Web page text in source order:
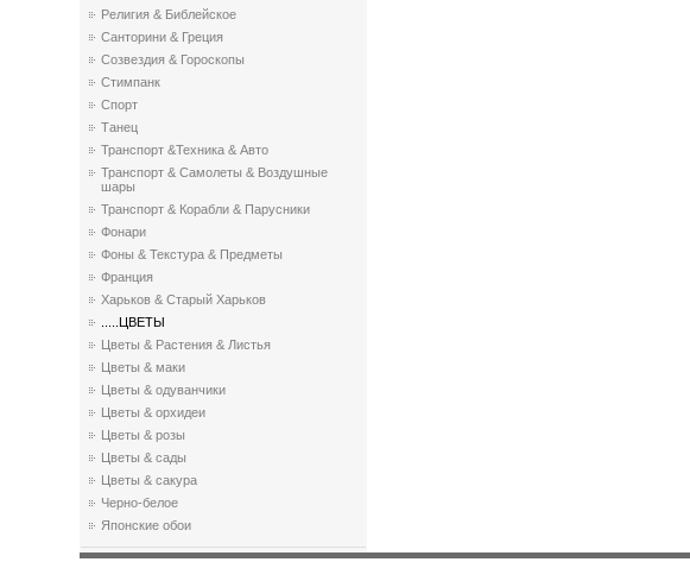
Религия & Библейское
Санторини & Греция
Созвездия & Гороскопы
Стимпанк
Спорт
Танец
Транспорт &Техника & Авто
Транспорт & Самолеты & Воздушные
шары
Транспорт & Корабли & Парусники
Фонари
Фоны & Текстура & Предметы
Франция
Харьков & Старый Харьков
.....ЦВЕТЫ
Цветы & Растения & Листья
Цветы & маки
Цветы & одуванчики
Цветы & орхидеи
Цветы & розы
Цветы & сады
Цветы & сакура
Черно-белое
Японские обои